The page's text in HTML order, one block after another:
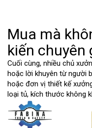
Mua mà
kiến chuyên
Cuối cùng, nhiều chủ
hoặc lời khuyên từ người
hoặc đơn vị thiết kế
loại tủ, kích thước không